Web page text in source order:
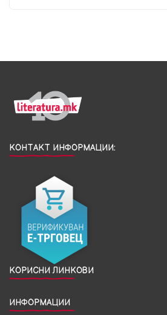
КОНТАКТ ИНФОРМАЦИИ:
КОРИСНИ ЛИНКОВИ
ИНФОРМАЦИИ